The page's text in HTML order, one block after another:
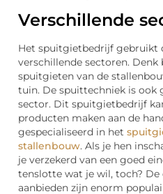
Verschillende
Het spuitgietbedrijf gebruikt
verschillende sectoren. Denk
spuitgieten van de
tuin. De spuittechniek is ook
sector. Dit spuitgietbedrijf
producten maken aan de
gespecialiseerd in het
stallenbouw. Als je hen
je verzekerd van een goed
tenslotte wat je wil, toch? De
aanbieden zijn enorm